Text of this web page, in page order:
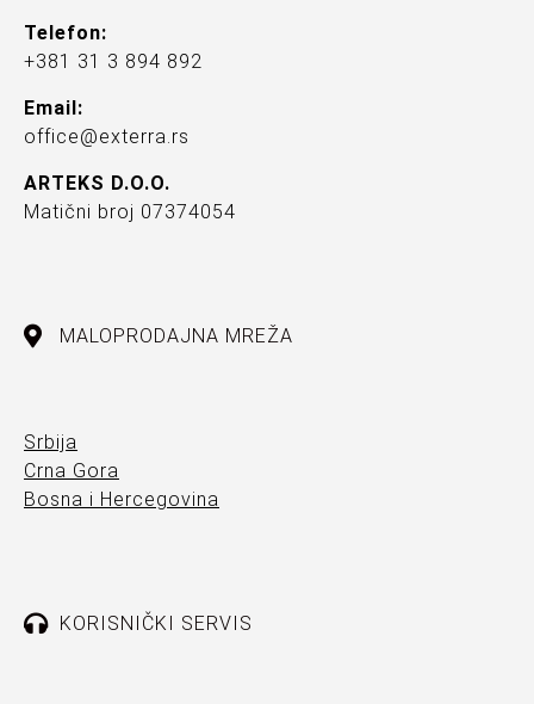
Telefon:
+381 31 3 894 892
Email:
office@exterra.rs
ARTEKS D.O.O.
Matični broj 07374054
MALOPRODAJNA MREŽA
Srbija
Crna Gora
Bosna i Hercegovina
KORISNIČKI SERVIS